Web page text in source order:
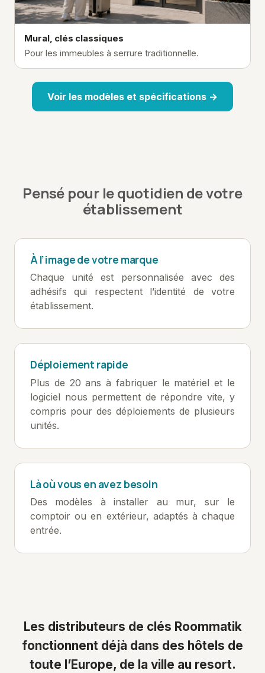
Mural, clés classiques
Pour les immeubles à serrure traditionnelle.
Voir les modèles et spécifications →
Pensé pour le quotidien de votre
établissement
À l’image de votre marque
Chaque unité est personnalisée avec des
adhésifs qui respectent l’identité de votre
établissement.
Déploiement rapide
Plus de 20 ans à fabriquer le matériel et le
logiciel nous permettent de répondre vite, y
compris pour des déploiements de plusieurs
unités.
Là où vous en avez besoin
Des modèles à installer au mur, sur le
comptoir ou en extérieur, adaptés à chaque
entrée.
Les distributeurs de clés Roommatik
fonctionnent déjà dans des hôtels de
toute l’Europe, de la ville au resort.